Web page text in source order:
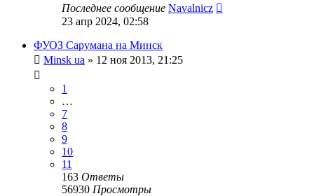
Последнее сообщение Navalnicz
23 апр 2024, 02:58
ФУОЗ Сарумана на Минск
Minsk ua » 12 ноя 2013, 21:25
1
…
7
8
9
10
11
163 Ответы
56930 Просмотры